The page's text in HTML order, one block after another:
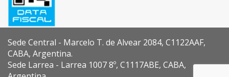
Sede Central - Marcelo T. de Alvear 2084, C1122AAF,
CABA, Argentina.
Sede Larrea - Larrea 1007 8º, C1117ABE, CABA,